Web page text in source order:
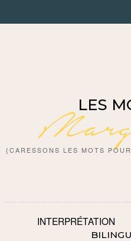
LES
{CARESSONS LES MOTS
INTERPRÉTATION